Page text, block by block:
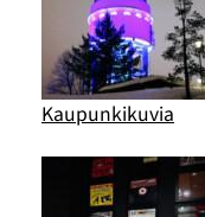
Kaupunkikuvia